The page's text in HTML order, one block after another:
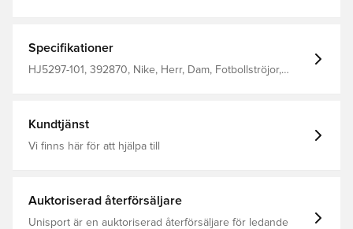
Specifikationer
HJ5297-101, 392870, Nike, Herr, Dam, Fotbollströjor,
Kundtjänst
Vi finns här för att hjälpa till
Auktoriserad återförsäljare
Unisport är en auktoriserad återförsäljare för ledande